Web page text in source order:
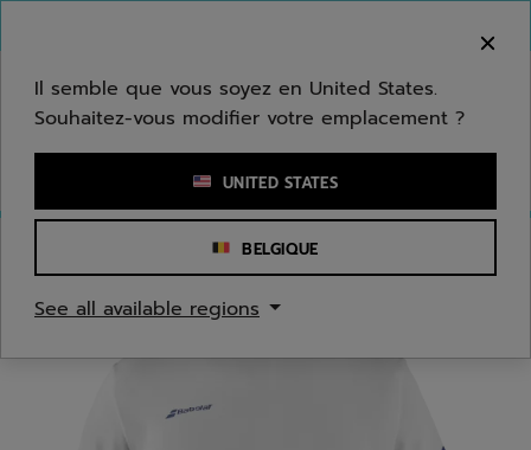
Saisir un mot clé ou un numéro d'article
Il semble que vous soyez en United States.
Souhaitez-vous modifier votre emplacement ?
UNITED STATES
BELGIQUE
See all available regions